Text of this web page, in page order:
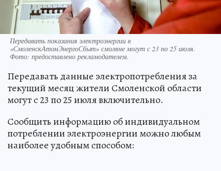
Передавать показания электроэнергии в
«СмоленскАтомЭнергоСбыт» смоляне могут с 23 по 25 июля.
Фото: предоставлено рекламодателем.
Передавать данные электропотребления за
текущий месяц жители Смоленской области
могут с 23 по 25 июля включительно.
Сообщить информацию об индивидуальном
потреблении электроэнергии можно любым
наиболее удобным способом: